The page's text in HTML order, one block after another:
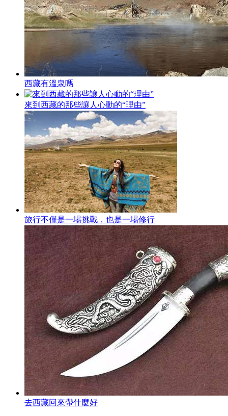
西藏有溫泉嗎
來到西藏的那些讓人心動的“理由”
旅行不僅是一場挑戰，也是一場修行
去西藏回來帶什麼好